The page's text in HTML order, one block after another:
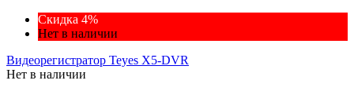
Скидка 4%
Нет в наличии
Видеорегистратор Teyes X5-DVR
Нет в наличии